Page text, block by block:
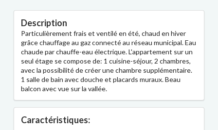
Description
Particulièrement frais et ventilé en été, chaud en hiver
grâce chauffage au gaz connecté au réseau municipal. Eau
chaude par chauffe-eau électrique. L'appartement sur un
seul étage se compose de: 1 cuisine-séjour, 2 chambres,
avec la possibilité de créer une chambre supplémentaire.
1 salle de bain avec douche et placards muraux. Beau
balcon avec vue sur la vallée.
Caractéristiques: